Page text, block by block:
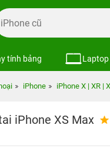
tính bảng Laptop
iPhone iPhone X | XR |
iPhone XS Max